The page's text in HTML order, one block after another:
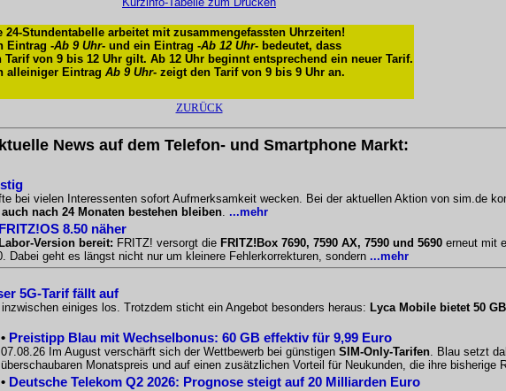
24-Stundentabelle arbeitet mit zusammengefassten Uhrzeiten!
Eintrag -Ab 9 Uhr- und ein Eintrag -Ab 12 Uhr- bedeutet, dass
Tarif von 9 bis 12 Uhr gilt. Ab 12 Uhr beginnt entsprechend ein neuer Tarif.
alleiniger Eintrag Ab 9 Uhr- zeigt den Tarif von 9 bis 9 Uhr an.
ZURÜCK
News auf dem Telefon- und Smartphone Markt:
bei vielen Interessenten sofort Aufmerksamkeit wecken. Bei der aktuellen Aktion von sim.de
auch nach 24 Monaten bestehen bleiben. ...mehr
8.50 näher
Version bereit: FRITZ! versorgt die FRITZ!Box 7690, 7590 AX, 7590 und 5690 erneut mit
geht es längst nicht nur um kleinere Fehlerkorrekturen, sondern ...mehr
5G-Tarif fällt auf
einiges los. Trotzdem sticht ein Angebot besonders heraus: Lyca Mobile bietet 50
• Preistipp Blau mit Wechselbonus: 60 GB effektiv für 9,99 Euro
07.08.26 Im August verschärft sich der Wettbewerb bei günstigen SIM-Only-Tarifen. Blau setzt
überschaubaren Monatspreis und auf einen zusätzlichen Vorteil für Neukunden, die ihre bisherige
• Deutsche Telekom Q2 2026: Prognose steigt auf 20 Milliarden Euro